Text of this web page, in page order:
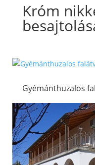
Króm
Gyémánthuzalos